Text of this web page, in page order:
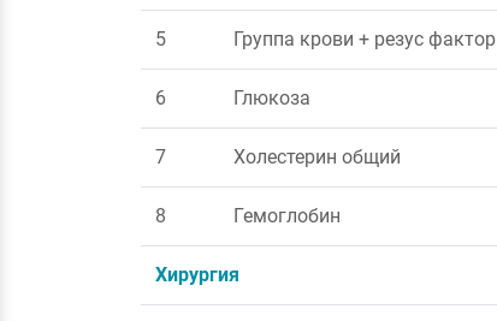
5 Группа крови + резус фактор
6 Глюкоза
7 Холестерин общий
8 Гемоглобин
Хирургия